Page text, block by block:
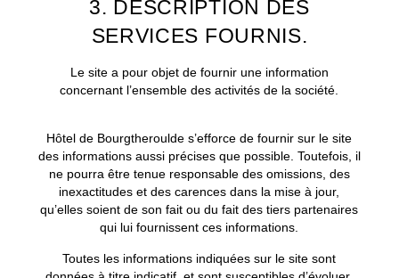
3. DESCRIPTION DES
SERVICES FOURNIS.
Le site a pour objet de fournir une information
concernant l’ensemble des activités de la société.
Hôtel de Bourgtheroulde s’efforce de fournir sur le site
des informations aussi précises que possible. Toutefois, il
ne pourra être tenue responsable des omissions, des
inexactitudes et des carences dans la mise à jour,
qu’elles soient de son fait ou du fait des tiers partenaires
qui lui fournissent ces informations.
Toutes les informations indiquées sur le site sont